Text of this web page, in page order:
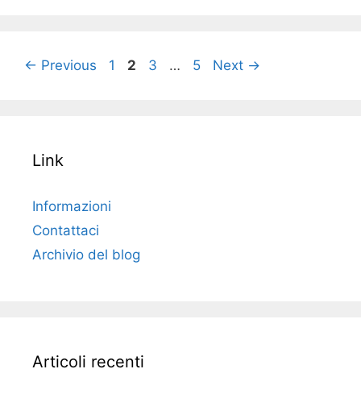
← Previous Page
1 Page
2 Page
3 … Page
5 Next →
Link
Informazioni
Contattaci
Archivio del blog
Articoli recenti